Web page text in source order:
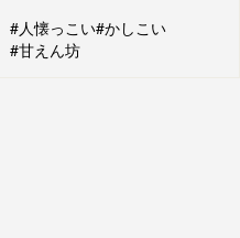
#人懐っこい#かしこい
#甘えん坊